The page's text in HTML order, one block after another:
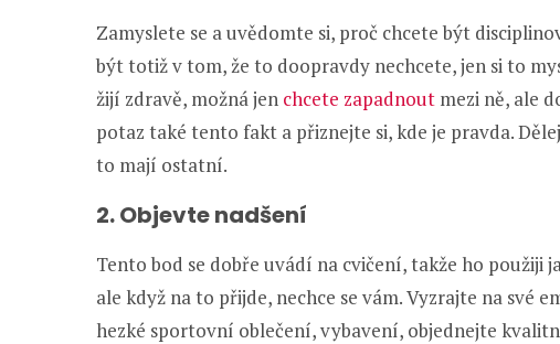
Zamyslete se a uvědomte si, proč chcete být
být totiž v tom, že to doopravdy nechcete, jen si to
žijí zdravě, možná jen chcete zapadnout mezi ně, ale
potaz také tento fakt a přiznejte si, kde je pravda.
to mají ostatní.
2. Objevte nadšení
Tento bod se dobře uvádí na cvičení, takže ho
ale když na to přijde, nechce se vám. Vyzrajte na své
hezké sportovní oblečení, vybavení, objednejte